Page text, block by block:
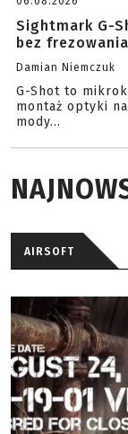
Sightmark G-
bez
Damian Niemczuk
G-Shot to
montaż optyki
mody...
AIRSOFT